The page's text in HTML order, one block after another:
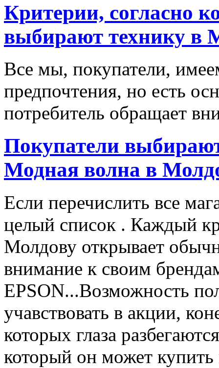
Критерии, согласно
выбирают технику в
Все мы, покупатели,
предпочтения, но есть
потребитель обращает
Покупатели
Модная волна в
Если перечислить все
целый список . Каждый
Молдову открывает
внимание к своим
EPSON...Возможность
учавствовать в акции,
которых глаза
который он может купить